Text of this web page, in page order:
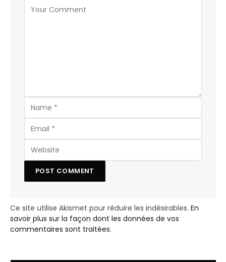
Ce site utilise Akismet pour réduire les indésirables. En
savoir plus sur la façon dont les données de vos
commentaires sont traitées.